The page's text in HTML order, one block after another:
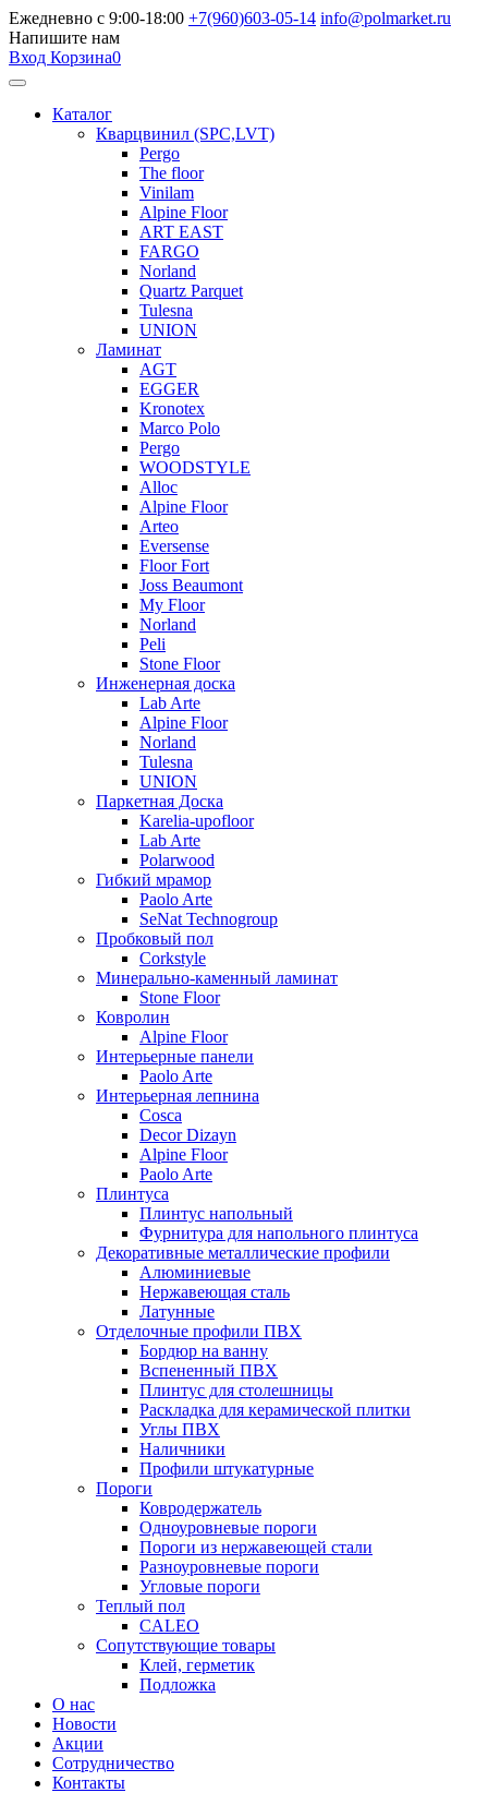
Ежедневно с 9:00-18:00 +7(960)603-05-14 info@polmarket.ru
Напишите нам
Вход Корзина0
Каталог
Кварцвинил (SPC,LVT)
Pergo
The floor
Vinilam
Alpine Floor
ART EAST
FARGO
Norland
Quartz Parquet
Tulesna
UNION
Ламинат
AGT
EGGER
Kronotex
Marco Polo
Pergo
WOODSTYLE
Alloc
Alpine Floor
Arteo
Eversense
Floor Fort
Joss Beaumont
My Floor
Norland
Peli
Stone Floor
Инженерная доска
Lab Arte
Alpine Floor
Norland
Tulesna
UNION
Паркетная Доска
Karelia-upofloor
Lab Arte
Polarwood
Гибкий мрамор
Paolo Arte
SeNat Technogroup
Пробковый пол
Corkstyle
Минерально-каменный ламинат
Stone Floor
Ковролин
Alpine Floor
Интерьерные панели
Paolo Arte
Интерьерная лепнина
Cosca
Decor Dizayn
Alpine Floor
Paolo Arte
Плинтуса
Плинтус напольный
Фурнитура для напольного плинтуса
Декоративные металлические профили
Алюминиевые
Нержавеющая сталь
Латунные
Отделочные профили ПВХ
Бордюр на ванну
Вспененный ПВХ
Плинтус для столешницы
Раскладка для керамической плитки
Углы ПВХ
Наличники
Профили штукатурные
Пороги
Ковродержатель
Одноуровневые пороги
Пороги из нержавеющей стали
Разноуровневые пороги
Угловые пороги
Теплый пол
CALEO
Сопутствующие товары
Клей, герметик
Подложка
О нас
Новости
Акции
Сотрудничество
Контакты